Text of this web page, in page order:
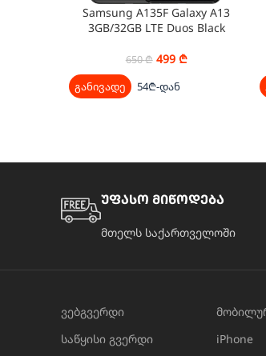
Samsung A135F Galaxy A13
3GB/32GB LTE Duos Black
650₾ 499 ₾
განივადე 54₾-დან
უფასო მიწოდება
მთელს საქართველოში
ვებგვერდი
საწყისი გვერდი
iPhone